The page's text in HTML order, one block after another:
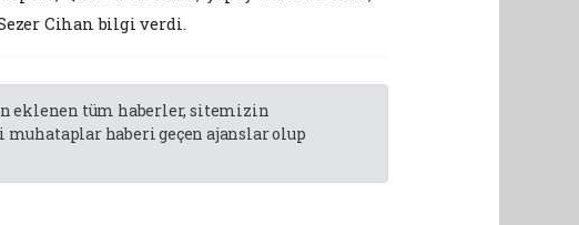
Cihan bilgi verdi.
eklenen tüm haberler, sitemizin
haberi geçen ajanslar olup